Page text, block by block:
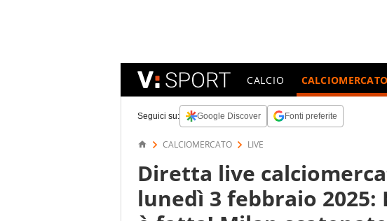
CALCIO CALCIOMERCATO
Seguici su: Google Discover Fonti preferite
CALCIOMERCATO LIVE
Diretta live
lunedì 3 febbraio